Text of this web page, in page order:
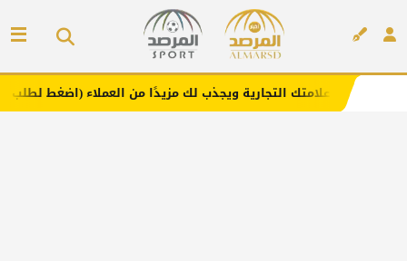
التجارية ويجذب لك مزيدًا من العملاء (اضغط لطلب الإعلان)